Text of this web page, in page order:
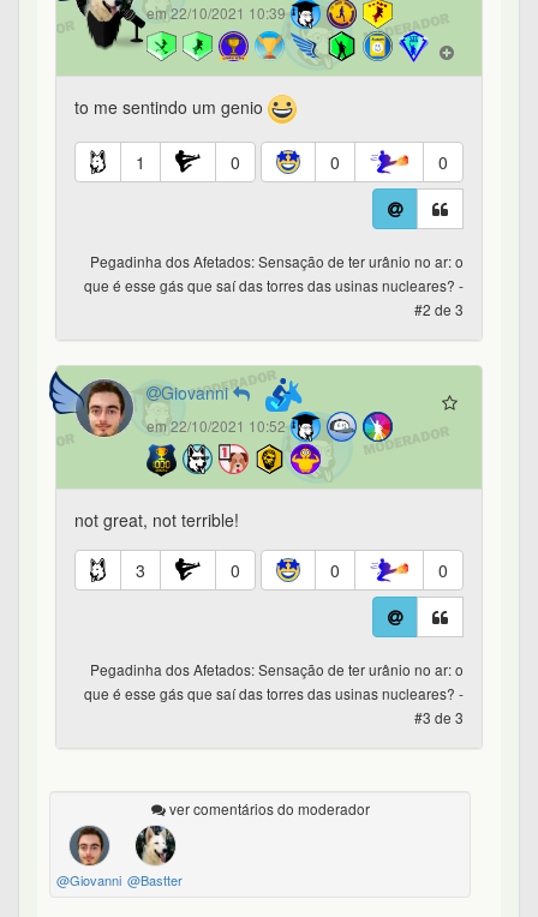
em 22/10/2021 10:39
to me sentindo um genio
1 0 0 0
Pegadinha dos Afetados: Sensação de ter urânio no ar: o
que é esse gás que saí das torres das usinas nucleares? -
#2 de 3
Giovanni
em 22/10/2021 10:52
not great, not terrible!
3 0 0 0
Pegadinha dos Afetados: Sensação de ter urânio no ar: o
que é esse gás que saí das torres das usinas nucleares? -
#3 de 3
ver comentários do moderador
@Giovanni @Bastter